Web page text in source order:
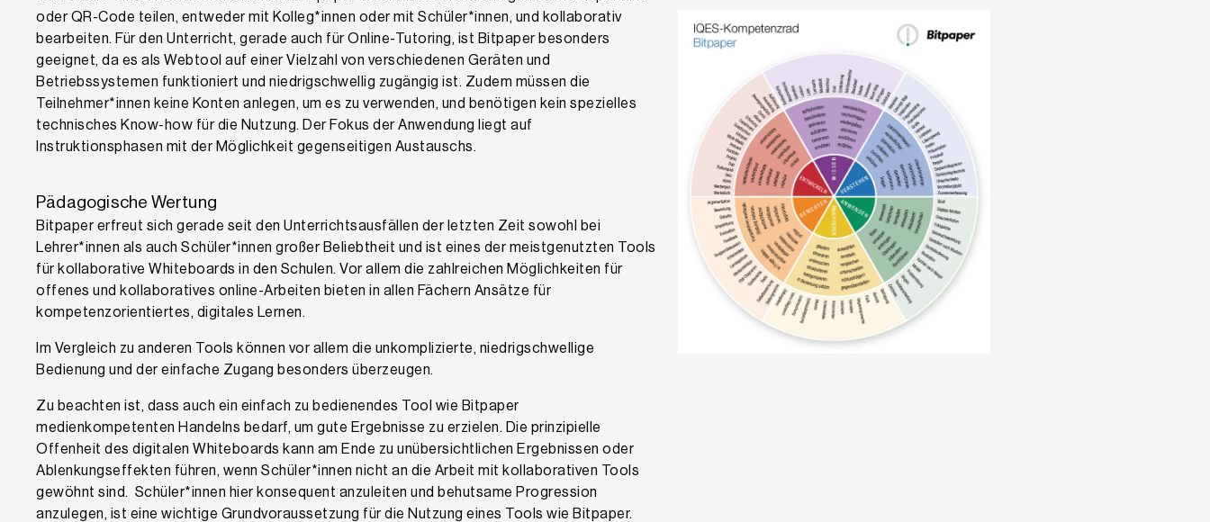
oder QR-Code teilen, entweder mit Kolleg*innen oder mit Schüler*innen, und kollaborativ
bearbeiten. Für den Unterricht, gerade auch für Online-Tutoring, ist Bitpaper besonders
geeignet, da es als Webtool auf einer Vielzahl von verschiedenen Geräten und
Betriebssystemen funktioniert und niedrigschwellig zugängig ist. Zudem müssen die
Teilnehmer*innen keine Konten anlegen, um es zu verwenden, und benötigen kein spezielles
technisches Know-how für die Nutzung. Der Fokus der Anwendung liegt auf
Instruktionsphasen mit der Möglichkeit gegenseitigen Austauschs.
Pädagogische Wertung
Bitpaper erfreut sich gerade seit den Unterrichtsausfällen der letzten Zeit sowohl bei
Lehrer*innen als auch Schüler*innen großer Beliebtheit und ist eines der meistgenutzten Tools
für kollaborative Whiteboards in den Schulen. Vor allem die zahlreichen Möglichkeiten für
offenes und kollaboratives online-Arbeiten bieten in allen Fächern Ansätze für
kompetenzorientiertes, digitales Lernen.
Im Vergleich zu anderen Tools können vor allem die unkomplizierte, niedrigschwellige
Bedienung und der einfache Zugang besonders überzeugen.
Zu beachten ist, dass auch ein einfach zu bedienendes Tool wie Bitpaper
medienkompetenten Handelns bedarf, um gute Ergebnisse zu erzielen. Die prinzipielle
Offenheit des digitalen Whiteboards kann am Ende zu unübersichtlichen Ergebnissen oder
Ablenkungseffekten führen, wenn Schüler*innen nicht an die Arbeit mit kollaborativen Tools
gewöhnt sind. Schüler*innen hier konsequent anzuleiten und behutsame Progression
anzulegen, ist eine wichtige Grundvoraussetzung für die Nutzung eines Tools wie Bitpaper.